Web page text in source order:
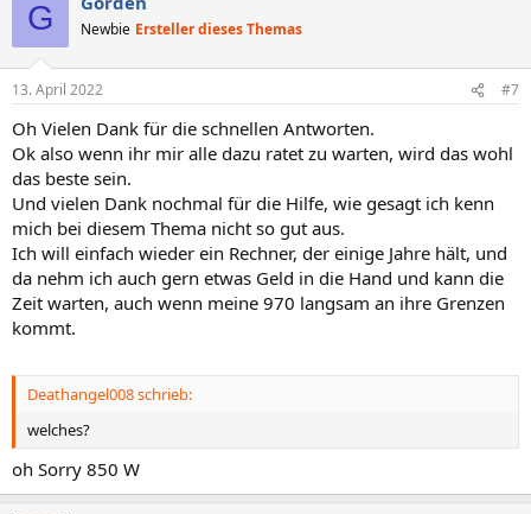
G Newbie Ersteller dieses Themas
13. April 2022 #7
Oh Vielen Dank für die schnellen Antworten.
Ok also wenn ihr mir alle dazu ratet zu warten, wird das wohl
das beste sein.
Und vielen Dank nochmal für die Hilfe, wie gesagt ich kenn
mich bei diesem Thema nicht so gut aus.
Ich will einfach wieder ein Rechner, der einige Jahre hält, und
da nehm ich auch gern etwas Geld in die Hand und kann die
Zeit warten, auch wenn meine 970 langsam an ihre Grenzen
kommt.
Deathangel008 schrieb:
welches?
oh Sorry 850 W